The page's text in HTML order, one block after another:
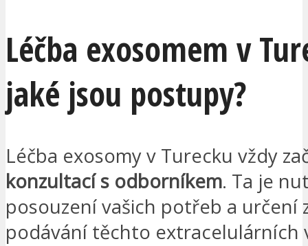
Léčba exosomem v
jaké jsou postupy?
Léčba exosomy v Turecku vždy
konzultací s odborníkem. Ta je
posouzení vašich potřeb a určení
podávání těchto extracelulárních